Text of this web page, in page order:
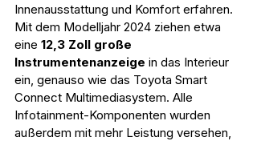
Innenausstattung und Komfort erfahren.
Mit dem Modelljahr 2024 ziehen etwa
eine 12,3 Zoll große
Instrumentenanzeige in das Interieur
ein, genauso wie das Toyota Smart
Connect Multimediasystem. Alle
Infotainment-Komponenten wurden
außerdem mit mehr Leistung versehen,